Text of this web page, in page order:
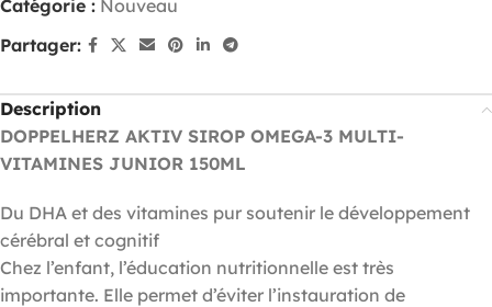
Catégorie : Nouveau
Partager:
Description
DOPPELHERZ AKTIV SIROP OMEGA-3 MULTI-
VITAMINES JUNIOR 150ML
Du DHA et des vitamines pur soutenir le développement
cérébral et cognitif
Chez l’enfant, l’éducation nutritionnelle est très
importante. Elle permet d’éviter l’instauration de